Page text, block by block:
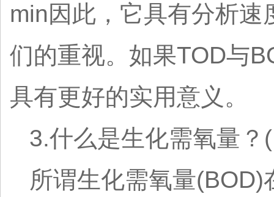
min因此，它具有分析
们的重视。如果TOD与
具有更好的实用意义。
3.什么是生化需氧量？
所谓生化需氧量